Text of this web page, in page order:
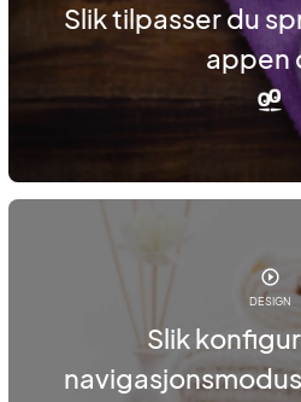
Slik tilpasser du
appen
DESIGN
Slik